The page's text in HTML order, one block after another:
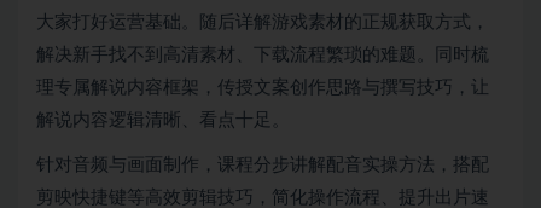
大家打好运营基础。随后详解游戏素材的正规获取方式，
解决新手找不到高清素材、下载流程繁琐的难题。同时梳
理专属解说内容框架，传授文案创作思路与撰写技巧，让
解说内容逻辑清晰、看点十足。
针对音频与画面制作，课程分步讲解配音实操方法，搭配
剪映快捷键等高效剪辑技巧，简化操作流程、提升出片速